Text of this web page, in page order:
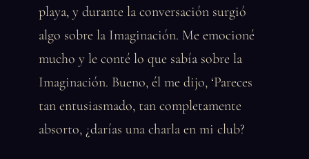
playa, y durante la conversación surgió
algo sobre la Imaginación. Me emocioné
mucho y le conté lo que sabía sobre la
Imaginación. Bueno, él me dijo, ‘Pareces
tan entusiasmado, tan completamente
absorto, ¿darías una charla en mi club?